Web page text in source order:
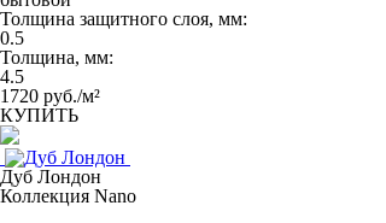
Толщина защитного слоя, мм:
0.5
Толщина, мм:
4.5
1720 руб./м²
КУПИТЬ
Дуб Лондон
Коллекция Nano